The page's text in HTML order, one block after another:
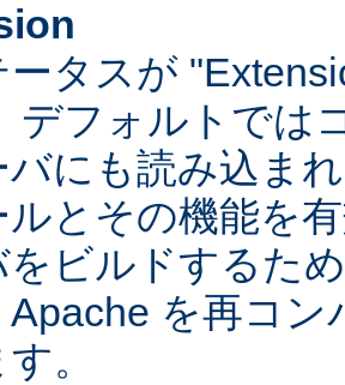
ータスが
デフォルトでは
バにも読み込ま
ルとその機能を
をビルドするた
Apache を再コ
。